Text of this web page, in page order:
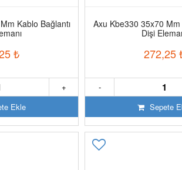
Kablo Bağlantı
₺
+
Ekle
Axu Kbe330 35x70 Mm
Dişi
272,25
-
Sepete